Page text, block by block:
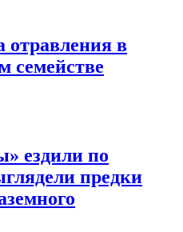
отравления в
семействе
ездили по
предки